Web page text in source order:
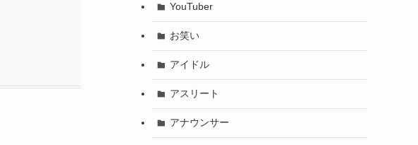
YouTuber
お笑い
アイドル
アスリート
アナウンサー